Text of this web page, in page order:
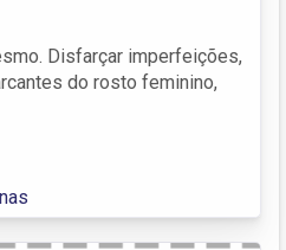
Disfarçar imperfeições,
do rosto feminino,